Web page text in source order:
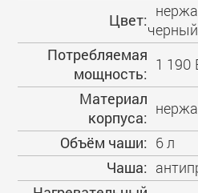
Цвет:
черный
Потребляемая
мощность:
1 190
Материал
корпуса:
Объём чаши: 6 л
Чаша: